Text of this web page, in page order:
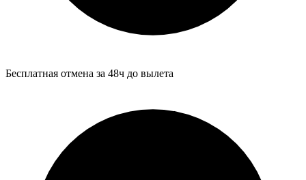
Бесплатная отмена за 48ч до вылета